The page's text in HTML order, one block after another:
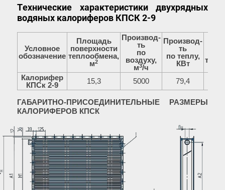
Технические характеристики двухрядных
водяных калориферов КПСК 2-9
Условное
обозначение
Площадь
поверхности
теплообмена,
м2
Производ-
ть
по
воздуху,
м3/ч
Производ-
ть
по теплу,
КВт
Калорифер
КПСк 2-9
15,3 5000 79,4
ГАБАРИТНО-ПРИСОЕДИНИТЕЛЬНЫЕ РАЗМЕРЫ
КАЛОРИФЕРОВ КПСК